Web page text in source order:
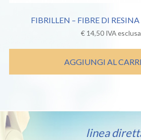
FIBRILLEN – FIBRE DI
€ 14,50 IVA esclusa
AGGIUNGI AL
linea